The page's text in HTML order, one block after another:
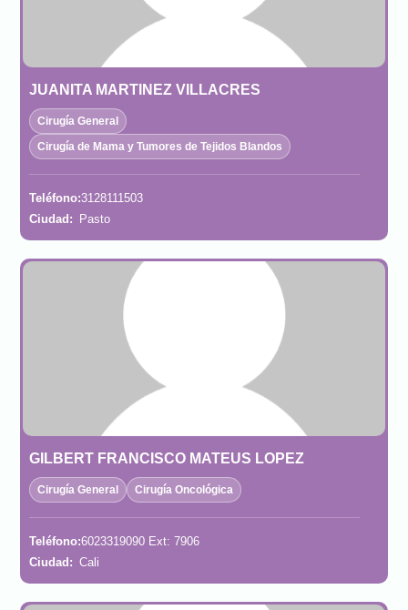
JUANITA MARTINEZ VILLACRES
Cirugía General
Cirugía de Mama y Tumores de Tejidos Blandos
Teléfono:3128111503
Ciudad:
Pasto
GILBERT FRANCISCO MATEUS LOPEZ
Cirugía General Cirugía Oncológica
Teléfono:6023319090 Ext: 7906
Ciudad: Cali